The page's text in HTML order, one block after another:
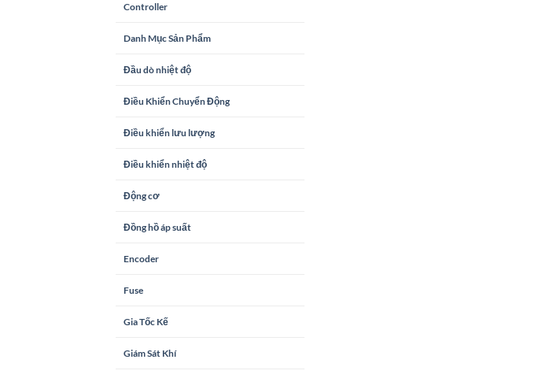
Controller
Danh Mục Sản Phẩm
Đầu dò nhiệt độ
Điều Khiển Chuyển Động
Điều khiển lưu lượng
Điều khiển nhiệt độ
Động cơ
Đồng hồ áp suất
Encoder
Fuse
Gia Tốc Kế
Giám Sát Khí